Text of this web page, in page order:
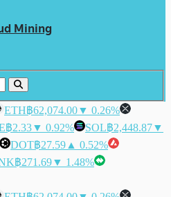
Mining
ETH฿62,074.00▼ 0.26%
฿2.33▼ 0.92% SOL฿2,448.87▼
DOT฿27.59 ▲ 0.52%
฿271.69▼ 1.48%